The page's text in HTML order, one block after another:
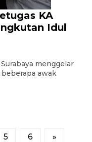
KA
Idul
menggelar
awak
5 6 »